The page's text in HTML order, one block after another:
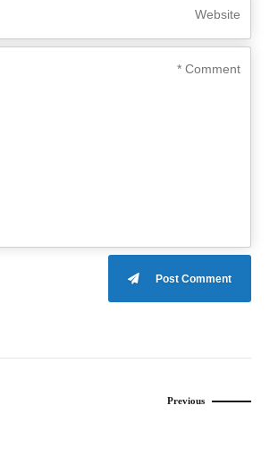
Post Comment
Previous